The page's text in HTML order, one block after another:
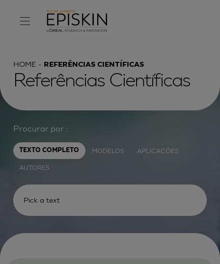
HOME REFERÊNCIAS CIENTÍFICAS
Referências Científicas
Procurar por :
TEXTO COMPLETO MODELOS APLICAÇÕES
AUTORES